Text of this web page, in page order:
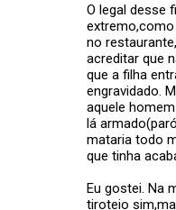
O legal desse
no
acreditar que
que a filha
engravidado.
aquele
lá
mataria todo
que tinha
Eu gostei. Na
tiroteio